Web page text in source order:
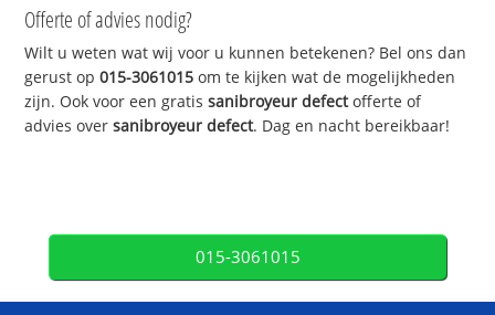
Offerte of advies nodig?
Wilt u weten wat wij voor u kunnen betekenen? Bel ons dan
gerust op015-3061015 om te kijken wat de mogelijkheden
zijn. Ook voor een gratissanibroyeur defectofferte of
advies oversanibroyeur defect. Dag en nacht bereikbaar!
015-3061015